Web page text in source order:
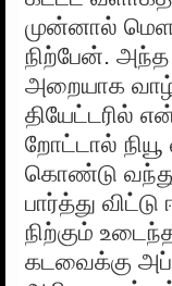
முன்னால்
நிற்பேன்.
அறையாக
தியேட்டரில்
றோட்டால்
கொண்டு வந்து
பார்த்து
நிற்கும்
கடவைக்கு